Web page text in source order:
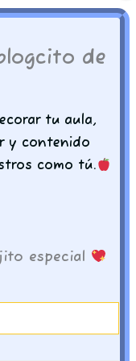
de
tu aula,
y contenido
como tú.
especial
tipo de papel
están listos
x 13 pulgadas
que